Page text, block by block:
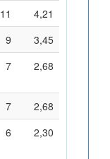
11
4,21
9
3,45
7 2,68
7
2,68
6 2,30